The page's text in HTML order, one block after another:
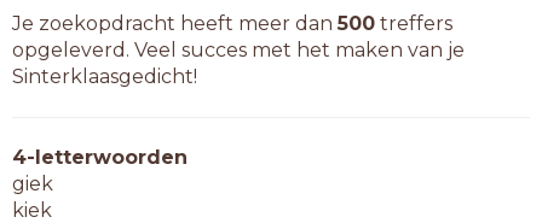
Je zoekopdracht heeft meer dan500 treffers
opgeleverd. Veel succes met het maken van je
Sinterklaasgedicht!
4-letterwoorden
giek
kiek